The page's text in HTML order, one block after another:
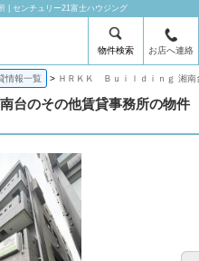
| センチュリー21富士ハウジング
物件検索 お店へ連絡
情報一覧 ＨＲＫＫ Ｂｕｉｌｄｉｎｇ 湘南
台のその他賃貸事務所の物件